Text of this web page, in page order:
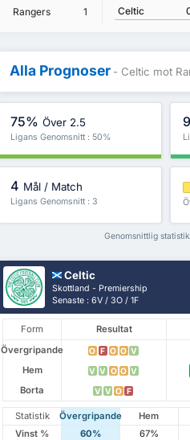
Rangers
1
Celtic
Alla Prognoser - Celtic mot
75% Över 2.5
Ligans Genomsnitt : 50%
4 Mål / Match
Ligans Genomsnitt : 3
Genomsnittlig
Celtic
Skottland - Premiership
Senaste : 6V / 3O / 1F
Form Resultat
Övergripande
O F O O V
Hem
V V O O V
Borta
V V O F
Statistik Övergripande Hem
Vinst %
60% 67%